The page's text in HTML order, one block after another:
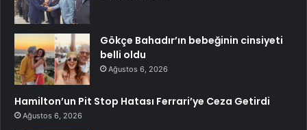
Gökçe Bahadır’ın bebeğinin cinsiyeti
belli oldu
Ağustos 6, 2026
Hamilton’un Pit Stop Hatası Ferrari’ye Ceza Getirdi
Ağustos 6, 2026